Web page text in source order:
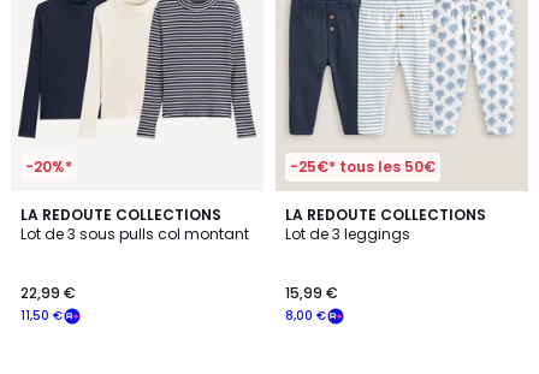
-20%*
LA REDOUTE COLLECTIONS
Lot de 3 sous pulls col montant
11,50 €
22,99 €
4,7
/ 5
-25€* tous les 50€
LA REDOUTE COLLECTIONS
Lot de 3 leggings
8,00 €
15,99 €
4,7
/ 5